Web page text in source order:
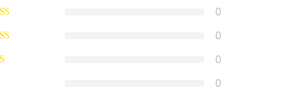
0
0
0
0